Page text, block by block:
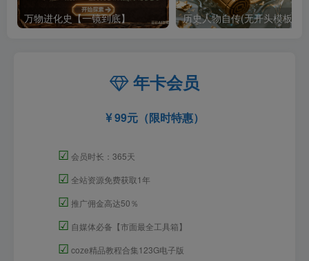
万物进化史【一镜到底】 历史人物自传(无开头模板)
年卡会员
99元（限时特惠）
☑ 会员时长：365天
☑ 全站资源免费获取1年
☑ 推广佣金高达50％
☑ 自媒体必备【市面最全工具箱】
☑ coze精品教程合集123G电子版